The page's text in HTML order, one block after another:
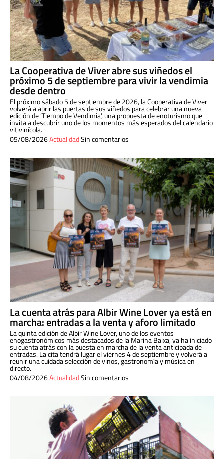
La Cooperativa de Viver abre sus viñedos el
próximo 5 de septiembre para vivir la vendimia
desde dentro
El próximo sábado 5 de septiembre de 2026, la Cooperativa de Viver
volverá a abrir las puertas de sus viñedos para celebrar una nueva
edición de ‘Tiempo de Vendimia’, una propuesta de enoturismo que
invita a descubrir uno de los momentos más esperados del calendario
vitivinícola.
05/08/2026ActualidadSin comentarios
La cuenta atrás para Albir Wine Lover ya está en
marcha: entradas a la venta y aforo limitado
La quinta edición de Albir Wine Lover, uno de los eventos
enogastronómicos más destacados de la Marina Baixa, ya ha iniciado
su cuenta atrás con la puesta en marcha de la venta anticipada de
entradas. La cita tendrá lugar el viernes 4 de septiembre y volverá a
reunir una cuidada selección de vinos, gastronomía y música en
directo.
04/08/2026ActualidadSin comentarios